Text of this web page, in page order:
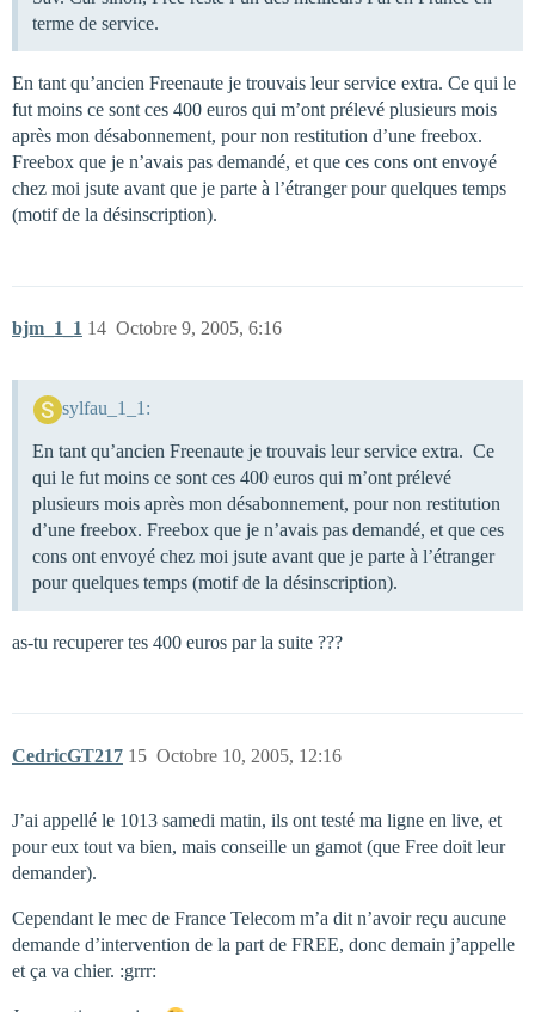
terme de service.
En tant qu’ancien Freenaute je trouvais leur service extra. Ce qui le
fut moins ce sont ces 400 euros qui m’ont prélevé plusieurs mois
après mon désabonnement, pour non restitution d’une freebox.
Freebox que je n’avais pas demandé, et que ces cons ont envoyé
chez moi jsute avant que je parte à l’étranger pour quelques temps
(motif de la désinscription).
bjm_1_1 Octobre 9, 2005, 6:16
14
sylfau_1_1:
En tant qu’ancien Freenaute je trouvais leur service extra. Ce
qui le fut moins ce sont ces 400 euros qui m’ont prélevé
plusieurs mois après mon désabonnement, pour non restitution
d’une freebox. Freebox que je n’avais pas demandé, et que ces
cons ont envoyé chez moi jsute avant que je parte à l’étranger
pour quelques temps (motif de la désinscription).
as-tu recuperer tes 400 euros par la suite ???
CedricGT217 Octobre 10, 2005, 12:16
15
J’ai appellé le 1013 samedi matin, ils ont testé ma ligne en live, et
pour eux tout va bien, mais conseille un gamot (que Free doit leur
demander).
Cependant le mec de France Telecom m’a dit n’avoir reçu aucune
demande d’intervention de la part de FREE, donc demain j’appelle
et ça va chier. :grrr: